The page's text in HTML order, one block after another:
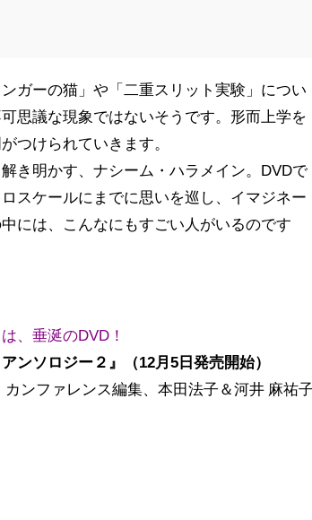
ガーの猫」や「二重スリット実験」につい
思議な現象ではないそうです。形而上学を
つけられていきます。
き明かす、ナシーム・ハラメイン。DVDで
スケールにまでに思いを巡し、イマジネー
には、こんなにもすごい人がいるのです
、垂涎のDVD！
ンソロジー２』（12月5日発売開始）
ンファレンス編集、本田法子＆河井 麻祐